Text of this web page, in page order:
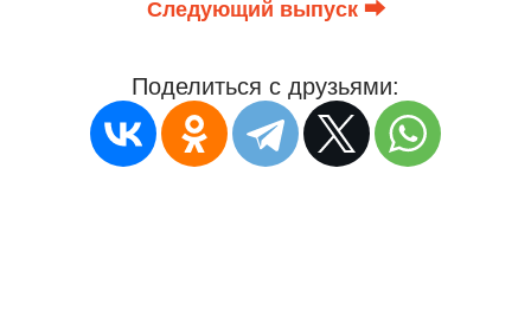
Следующий выпуск ⮕
Поделиться с друзьями: